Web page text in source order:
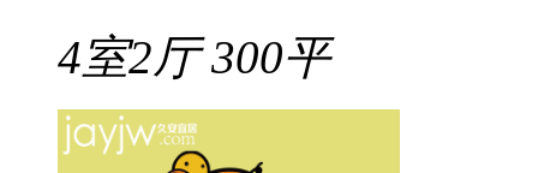
4室2厅 300平